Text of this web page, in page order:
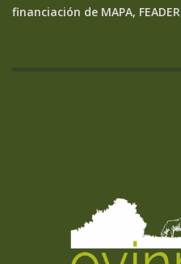
financiación de MAPA, FEADER